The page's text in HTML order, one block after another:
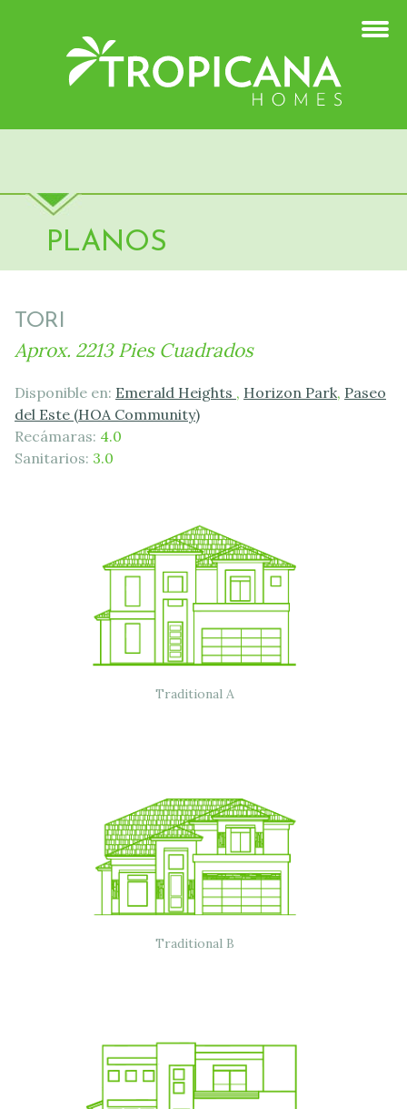
PLANOS
TORI
Aprox. 2213 Pies Cuadrados
Disponible en: Emerald Heights , Horizon Park, Paseo
del Este (HOA Community)
Recámaras: 4.0
Sanitarios: 3.0
Traditional A
Traditional B